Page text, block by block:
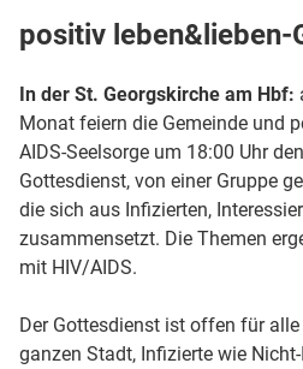
positiv leben&lieben-
In der St. Georgskirche am Hbf:
Monat feiern die Gemeinde und
AIDS-Seelsorge um 18:00 Uhr
Gottesdienst, von einer ­Gruppe
die sich aus Infizierten,
zusammensetzt. Die Themen
mit HIV/AIDS.
Der Gottesdienst ist offen für
ganzen Stadt, Infizierte wie